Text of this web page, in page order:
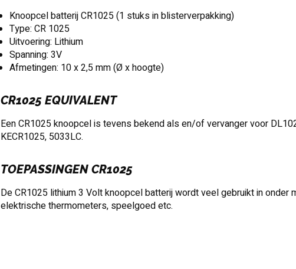
Knoopcel batterij CR1025 (1 stuks in blisterverpakking)
Type: CR 1025
Uitvoering: Lithium
Spanning: 3V
Afmetingen: 10 x 2,5 mm (Ø x hoogte)
CR1025 EQUIVALENT
Een CR1025 knoopcel is tevens bekend als en/of vervanger voor
KECR1025, 5033LC.
TOEPASSINGEN CR1025
De CR1025 lithium 3 Volt knoopcel batterij wordt veel gebruikt in onder
elektrische thermometers, speelgoed etc.